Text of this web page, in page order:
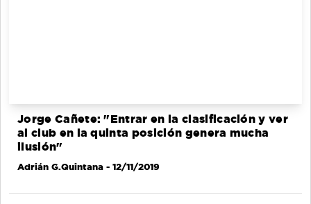
Jorge Cañete: "Entrar en la clasificación y ver
al club en la quinta posición genera mucha
ilusión"
Adrián G.Quintana - 12/11/2019